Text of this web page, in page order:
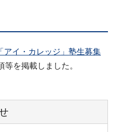
アイ・カレッジ」塾生募集
を掲載しました。